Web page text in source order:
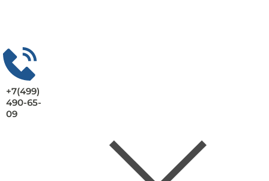
+7(499)
490-65-
09